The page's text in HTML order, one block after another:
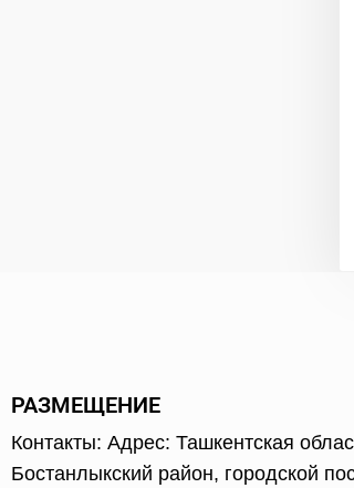
РАЗМЕЩЕНИЕ
Контакты: Адрес: Ташкентская
Бостанлыкский район, городской